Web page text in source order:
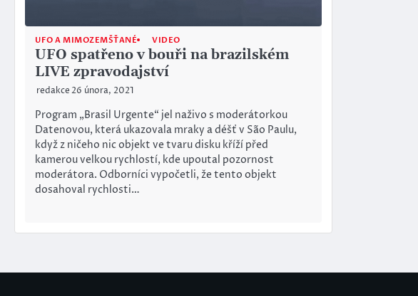
UFO A MIMOZEMŠŤANÉ VIDEO
UFO spatřeno v bouři na brazilském
LIVE zpravodajství
redakce26 února, 2021
Program „Brasil Urgente“ jel naživo s moderátorkou
Datenovou, která ukazovala mraky a déšť v São Paulu,
když z ničeho nic objekt ve tvaru disku kříží před
kamerou velkou rychlostí, kde upoutal pozornost
moderátora. Odborníci vypočetli, že tento objekt
dosahoval rychlosti…